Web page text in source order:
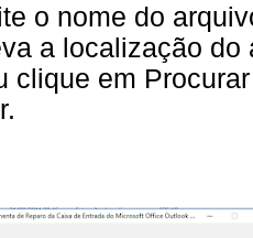
o nome do
a localização do
clique em